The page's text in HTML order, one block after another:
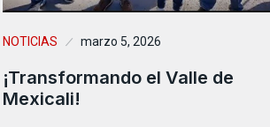
NOTICIAS marzo 5, 2026
¡Transformando el Valle de
Mexicali!